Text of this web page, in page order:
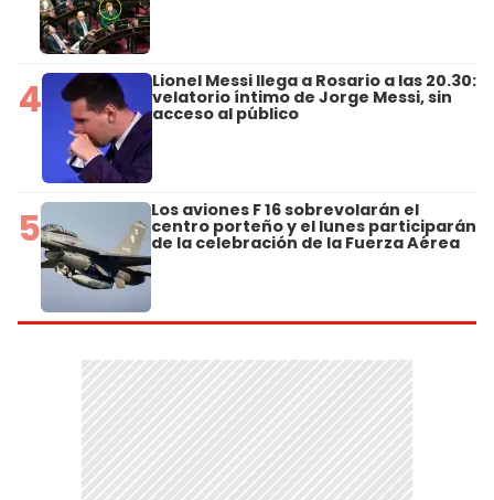
4 Lionel Messi llega a Rosario a las 20.30:
velatorio íntimo de Jorge Messi, sin
acceso al público
5 Los aviones F 16 sobrevolarán el
centro porteño y el lunes participarán
de la celebración de la Fuerza Aérea